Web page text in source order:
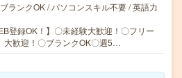
ランクOK / パソコンスキル不要 / 英語力
登録OK！】〇未経験大歓迎！〇フリー
歓迎！〇ブランクOK〇週5…